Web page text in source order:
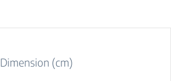
Dimension (cm)